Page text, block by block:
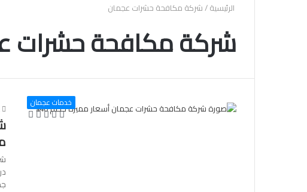
الرئيسية/شركة مكافحة حشرات عجمان
شركة مكافحة حشرات
خدمات عجمان